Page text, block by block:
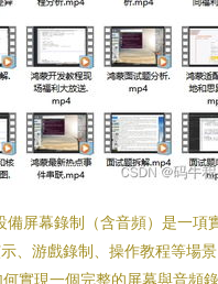
備屏幕錄制（含音頻）是一項
、游戲錄制、操作教程等場
實現一個完整的屏幕與音頻